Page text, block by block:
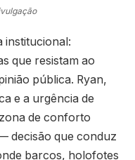
institucional:
que resistam ao
pública. Ryan,
e a urgência de
de conforto
decisão que conduz
barcos, holofotes